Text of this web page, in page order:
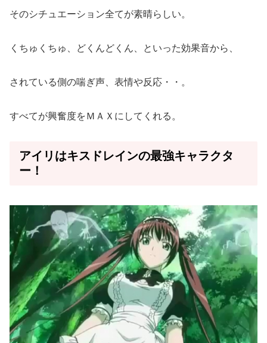
そのシチュエーション全てが素晴らしい。
くちゅくちゅ、どくんどくん、といった効果音から、
されている側の喘ぎ声、表情や反応・・。
すべてが興奮度をＭＡＸにしてくれる。
アイリはキスドレインの最強キャラクタ
ー！